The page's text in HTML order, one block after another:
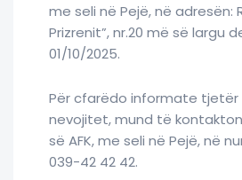
me seli në Pejë, në adresën:
Prizrenit”, nr.20 më së largu
01/10/2025.
Për cfarëdo informate tjetër
nevojitet, mund të
së AFK, me seli në Pejë, në
039-42 42 42.